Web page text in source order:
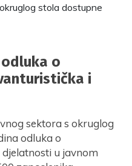
stola dostupne
o
i
sektora s okruglog
odluka o
u javnom